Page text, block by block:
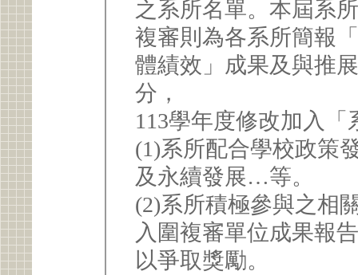
之系所名單。本屆系
複審則為各系所簡報
體績效」成果及與推
分，
113學年度修改加入
(1)系所配合學校政策
及永續發展…等。
(2)系所積極參與之相
入圍複審單位成果報
以爭取獎勵。